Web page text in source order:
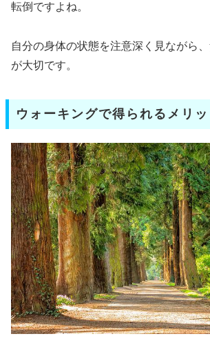
転倒ですよね。
自分の身体の状態を注意深く見ながら
が大切です。
ウォーキングで得られるメリッ